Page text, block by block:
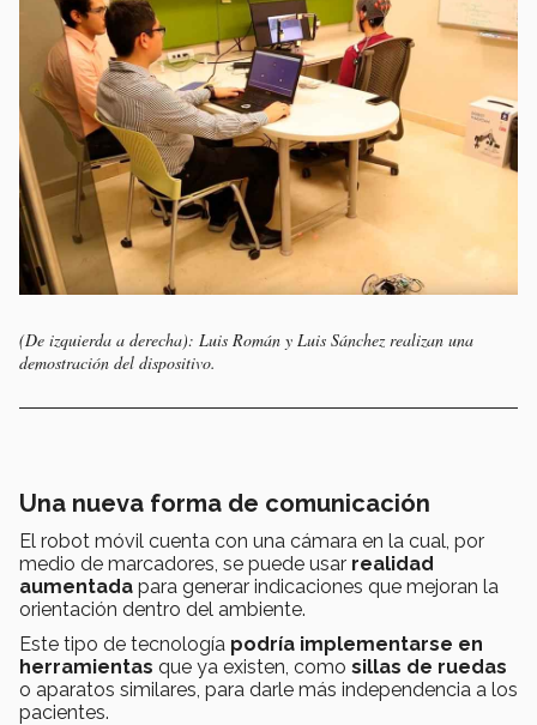
(De izquierda a derecha): Luis Román y Luis Sánchez realizan una
demostración del dispositivo.
Una nueva forma de comunicación
El robot móvil cuenta con una cámara en la cual, por
medio de marcadores, se puede usar realidad
aumentada para generar indicaciones que mejoran la
orientación dentro del ambiente.
Este tipo de tecnología podría implementarse en
herramientas que ya existen, como sillas de ruedas
o aparatos similares, para darle más independencia a los
pacientes.